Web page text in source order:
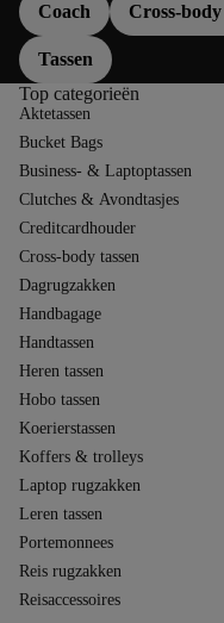
Coach Cross-body
Tassen
Top categorieën
Aktetassen
Bucket Bags
Business- & Laptoptassen
Clutches & Avondtasjes
Creditcardhouder
Cross-body tassen
Dagrugzakken
Handbagage
Handtassen
Heren tassen
Hobo tassen
Koerierstassen
Koffers & trolleys
Laptop rugzakken
Leren tassen
Portemonnees
Reis rugzakken
Reisaccessoires